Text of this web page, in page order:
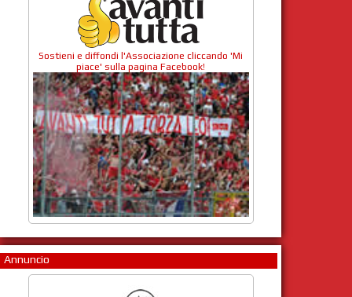
Sostieni e diffondi l'Associazione cliccando 'Mi
piace' sulla pagina Facebook!
Annuncio